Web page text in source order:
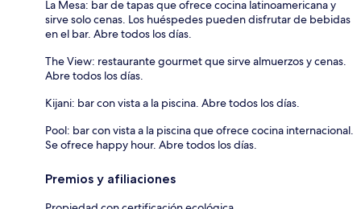
La Mesa: bar de tapas que ofrece cocina latinoamericana y
sirve solo cenas. Los huéspedes pueden disfrutar de bebidas
en el bar. Abre todos los días.
The View: restaurante gourmet que sirve almuerzos y cenas.
Abre todos los días.
Kijani: bar con vista a la piscina. Abre todos los días.
Pool: bar con vista a la piscina que ofrece cocina internacional.
Se ofrece happy hour. Abre todos los días.
Premios y afiliaciones